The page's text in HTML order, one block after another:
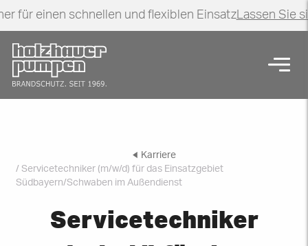
für einen schnellen und flexiblen EinsatzLassen Sie
Zurück zur Startseite
Karriere
/ Servicetechniker (m/w/d) für das Einsatzgebiet
Südbayern/Schwaben im Außendienst
Servicetechniker